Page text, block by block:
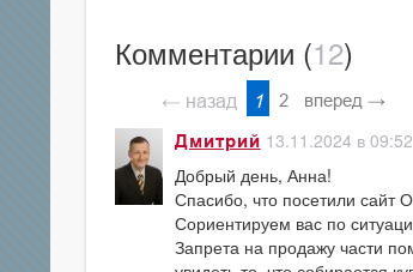
Комментарии (12)
← назад 1 2 вперед →
Дмитрий 13.11.2024 в 09:52
Добрый день, Анна!
Спасибо, что посетили сайт
Сориентируем вас по
Запрета на продажу части